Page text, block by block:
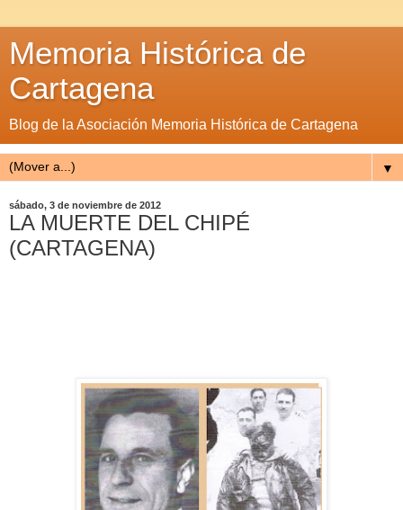
Memoria Histórica de
Cartagena
Blog de la Asociación Memoria Histórica de Cartagena
▼
sábado, 3 de noviembre de 2012
LA MUERTE DEL CHIPÉ
(CARTAGENA)